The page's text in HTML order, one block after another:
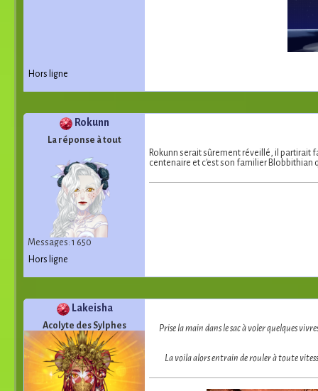
Hors ligne
Rokunn
La réponse à tout
Messages: 1 650
Rokunn serait sûrement réveillé, il partirait
centenaire et c'est son familier Blobbithian
Hors ligne
Lakeisha
Acolyte des Sylphes Prise la main dans le sac à voler quelques
La voila alors entrain de rouler à toute